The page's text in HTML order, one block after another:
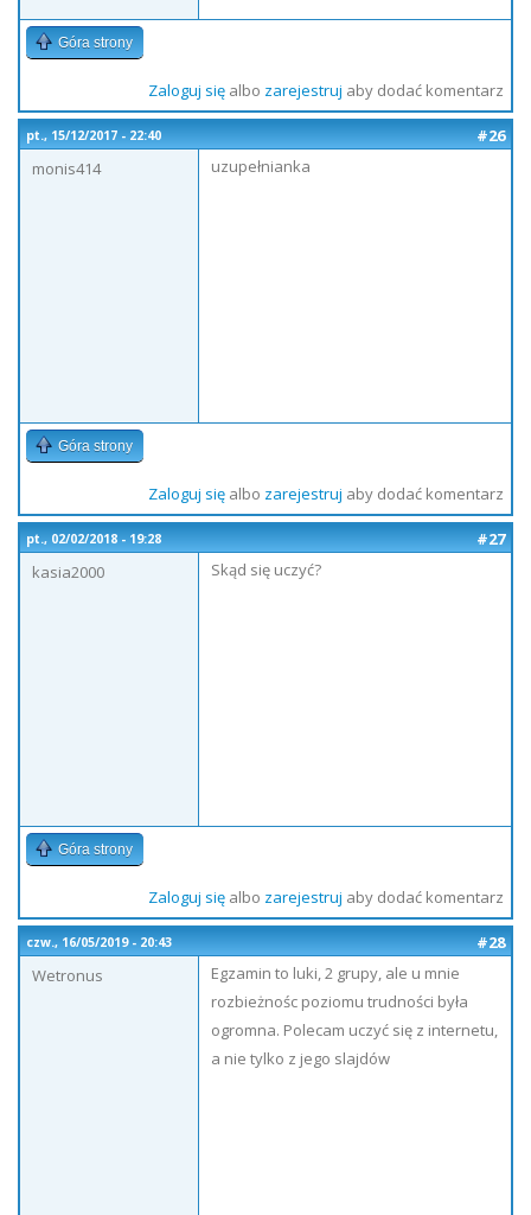
Góra strony
Zaloguj sięalbo zarejestruj aby dodać komentarz
pt., 15/12/2017 - 22:40
#26
monis414
uzupełnianka
Góra strony
Zaloguj sięalbo zarejestruj aby dodać komentarz
pt., 02/02/2018 - 19:28
#27
kasia2000
Skąd się uczyć?
Góra strony
Zaloguj sięalbo zarejestruj aby dodać komentarz
czw., 16/05/2019 - 20:43
#28
Wetronus
Egzamin to luki, 2 grupy, ale u mnie
rozbieżnośc poziomu trudności była
ogromna. Polecam uczyć się z internetu,
a nie tylko z jego slajdów